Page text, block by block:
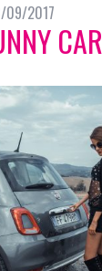
09/2017
CAR